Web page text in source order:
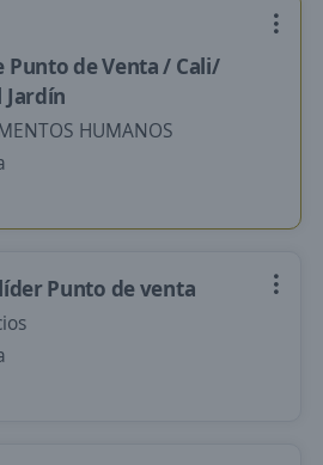
de Venta / Cali/
HUMANOS
Punto de venta